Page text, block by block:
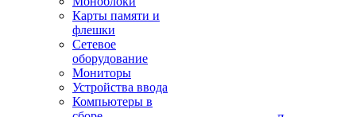
Карты памяти и
флешки
Сетевое
оборудование
Мониторы
Устройства ввода
Компьютеры в